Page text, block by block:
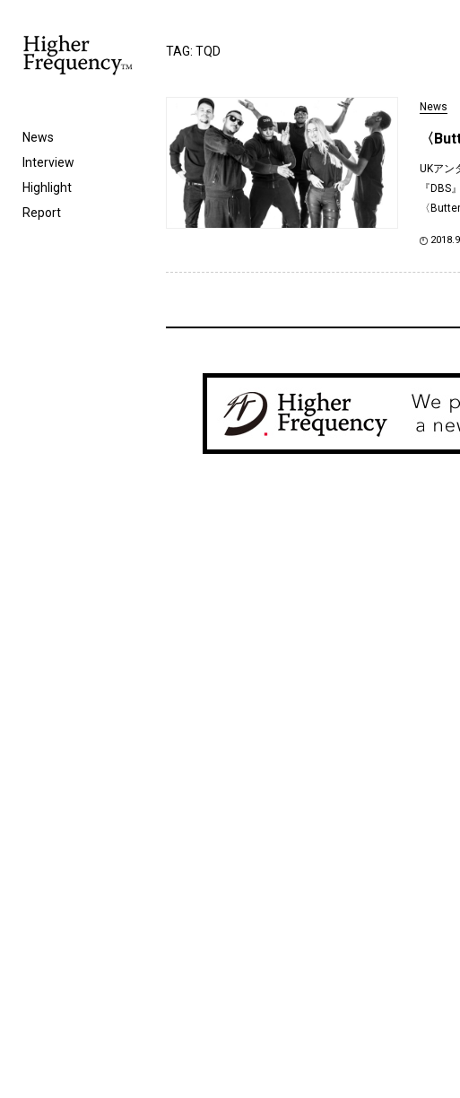
News
Interview
Highlight
Report
TAG: TQD
News
〈
UKアン
『
〈